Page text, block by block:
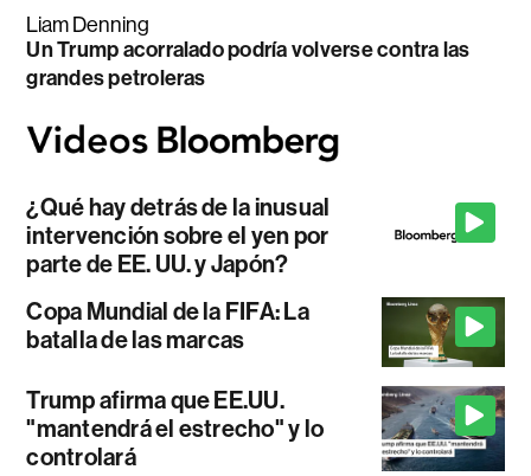
Liam Denning
Un Trump acorralado podría volverse contra las
grandes petroleras
¿Qué hay detrás de la inusual
intervención sobre el yen por
parte de EE. UU. y Japón?
Copa Mundial de la FIFA: La
batalla de las marcas
Trump afirma que EE.UU.
"mantendrá el estrecho" y lo
controlará